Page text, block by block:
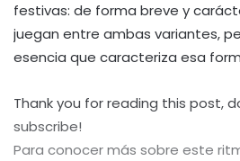
festivas: de forma breve y
juegan entre ambas variantes,
esencia que caracteriza esa
Thank you for reading this post,
subscribe!
Para conocer más sobre este